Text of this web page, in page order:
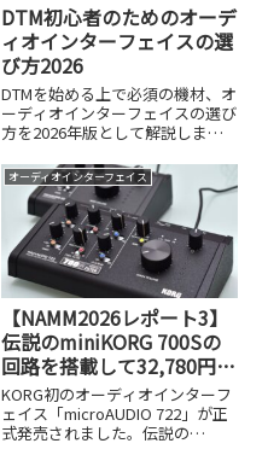
DTM初心者のためのオーデ
ィオインターフェイスの選
び方2026
DTMを始める上で必須の機材、オ
ーディオインターフェイスの選び
方を2026年版として解説しま
定ポイントを紹介します。
オーディオインターフェイス
【NAMM2026レポート3】
伝説のminiKORG 700Sの
回路を搭載して32,780円!?
アナログフィルター内蔵オ
ーディオIF、KORG
microAUDIO 722の実力
KORG初のオーディオインターフ
ェイス「microAUDIO 722」が正
式発売されました。伝説の